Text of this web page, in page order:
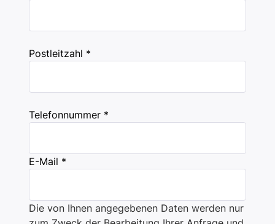
Postleitzahl *
Telefonnummer *
E-Mail *
Die von Ihnen angegebenen Daten werden nur